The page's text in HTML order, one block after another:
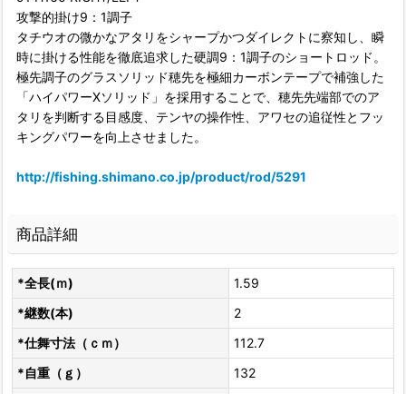
攻撃的掛け9：1調子
タチウオの微かなアタリをシャープかつダイレクトに察知し、瞬
時に掛ける性能を徹底追求した硬調9：1調子のショートロッド。
極先調子のグラスソリッド穂先を極細カーボンテープで補強した
「ハイパワーXソリッド」を採用することで、穂先先端部でのア
タリを判断する目感度、テンヤの操作性、アワセの追従性とフッ
キングパワーを向上させました。
http://fishing.shimano.co.jp/product/rod/5291
商品詳細
*全長(ｍ)
1.59
*継数(本)
2
*仕舞寸法（ｃｍ）
112.7
*自重（ｇ）
132